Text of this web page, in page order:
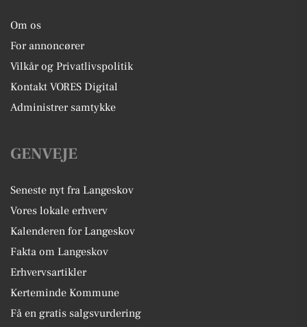
Om os
For annoncører
Vilkår og Privatlivspolitik
Kontakt VORES Digital
Administrer samtykke
GENVEJE
Seneste nyt fra Langeskov
Vores lokale erhverv
Kalenderen for Langeskov
Fakta om Langeskov
Erhvervsartikler
Kerteminde Kommune
Få en gratis salgsvurdering